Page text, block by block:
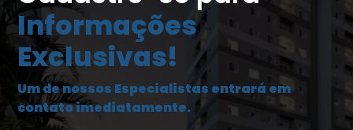
Informações
Exclusivas!
Um de nossos Especialistas entrará em
contato imediatamente.